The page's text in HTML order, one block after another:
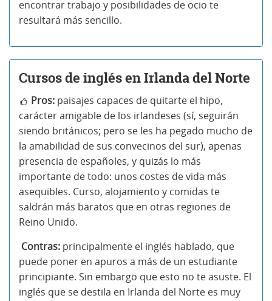
encontrar trabajo y posibilidades de ocio te
resultará más sencillo.
Cursos de inglés en Irlanda del Norte
Pros: paisajes capaces de quitarte el hipo,
carácter amigable de los irlandeses (sí, seguirán
siendo británicos; pero se les ha pegado mucho de
la amabilidad de sus convecinos del sur), apenas
presencia de españoles, y quizás lo más
importante de todo: unos costes de vida más
asequibles. Curso, alojamiento y comidas te
saldrán más baratos que en otras regiones de
Reino Unido.
Contras: principalmente el inglés hablado, que
puede poner en apuros a más de un estudiante
principiante. Sin embargo que esto no te asuste. El
inglés que se destila en Irlanda del Norte es muy